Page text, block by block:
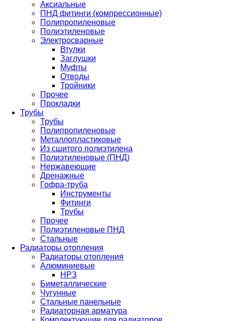
Аксиальные
ПНД фитинги (компрессионные)
Полипропиленовые
Полиэтиленовые
Электросварные
Втулки
Заглушки
Муфты
Отводы
Тройники
Прочее
Прокладки
Трубы
Трубы
Полипропиленовые
Металлопластиковые
Из сшитого полиэтилена
Полиэтиленовые (ПНД)
Нержавеющие
Дренажные
Гофра-труба
Инструменты
Фитинги
Трубы
Прочее
Полиэтиленовые ПНД
Стальные
Радиаторы отопления
Радиаторы отопления
Алюминиевые
НРЗ
Биметаллические
Чугунные
Стальные панельные
Радиаторная арматура